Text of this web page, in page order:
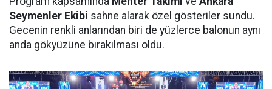
Seymenler Ekibi sahne alarak özel gösteriler sundu.
Gecenin renkli anlarından biri de yüzlerce balonun aynı
anda gökyüzüne bırakılması oldu.